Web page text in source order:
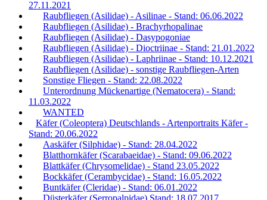
27.11.2021
Raubfliegen (Asilidae) - Asilinae - Stand: 06.06.2022
Raubfliegen (Asilidae) - Brachyrhopalinae
Raubfliegen (Asilidae) - Dasypogoniae
Raubfliegen (Asilidae) - Dioctriinae - Stand: 21.01.2022
Raubfliegen (Asilidae) - Laphriinae - Stand: 10.12.2021
Raubfliegen (Asilidae) - sonstige Raubfliegen-Arten
Sonstige Fliegen - Stand: 22.08.2022
Unterordnung Mückenartige (Nematocera) - Stand:
11.03.2022
WANTED
Käfer (Coleoptera) Deutschlands - Artenportraits Käfer -
Stand: 20.06.2022
Aaskäfer (Silphidae) - Stand: 28.04.2022
Blatthornkäfer (Scarabaeidae) - Stand: 09.06.2022
Blattkäfer (Chrysomelidae) - Stand 23.05.2022
Bockkäfer (Cerambycidae) - Stand: 16.05.2022
Buntkäfer (Cleridae) - Stand: 06.01.2022